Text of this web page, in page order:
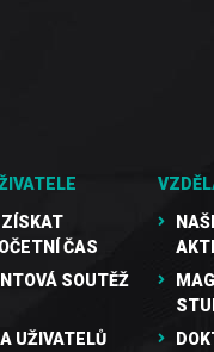
ČAS
SOUTĚŽ
UŽIVATELŮ